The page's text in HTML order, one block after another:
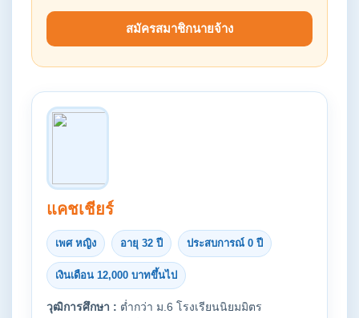
สมัครสมาชิกนายจ้าง
แคชเชียร์
เพศ หญิง อายุ 32 ปี ประสบการณ์ 0 ปี
เงินเดือน 12,000 บาทขึ้นไป
วุฒิการศึกษา : ต่ำกว่า ม.6 โรงเรียนนิยมมิตร